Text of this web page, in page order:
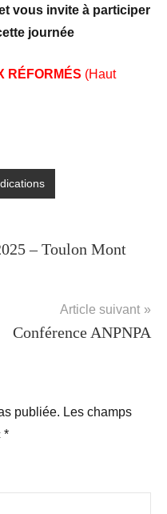
vous invite à participer
journée
RÉFORMÉS (Haut
– Toulon Mont
Article suivant
Conférence ANPNPA
publiée. Les champs
*